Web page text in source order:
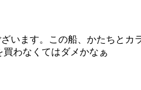
います。この船、かたちと
わなくてはダメかなぁ